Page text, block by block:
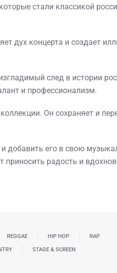
стали классикой
дух концерта и создает
след в истории
и профессионализм.
Он сохраняет и
и добавить его в свою
приносить радость и
REGGAE HIP HOP RAP
STAGE & SCREEN